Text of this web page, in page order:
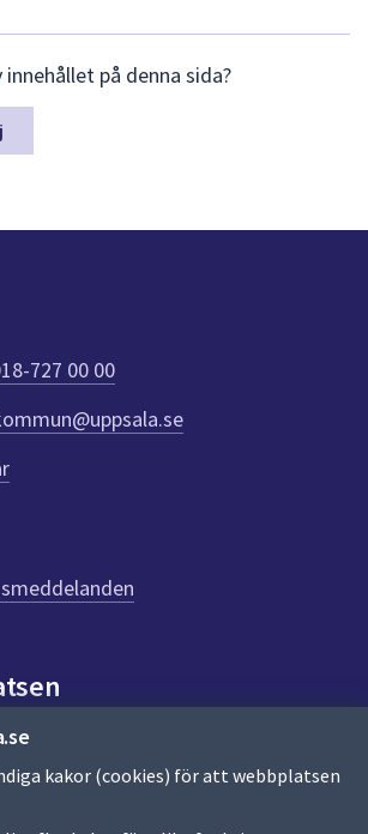
kakor (cookies) för att webbplatsen
på denna sida?
727 00 00
och diarium